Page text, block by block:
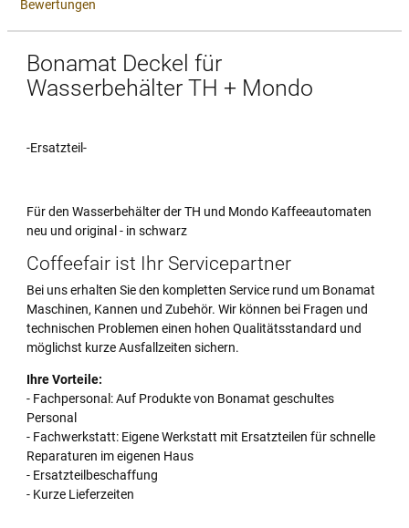
Bewertungen
Bonamat Deckel für
Wasserbehälter TH + Mondo
-Ersatzteil-
Für den Wasserbehälter der TH und Mondo Kaffeeautomaten
neu und original - in schwarz
Coffeefair ist Ihr Servicepartner
Bei uns erhalten Sie den kompletten Service rund um Bonamat
Maschinen, Kannen und Zubehör. Wir können bei Fragen und
technischen Problemen einen hohen Qualitätsstandard und
möglichst kurze Ausfallzeiten sichern.
Ihre Vorteile:
- Fachpersonal: Auf Produkte von Bonamat geschultes
Personal
- Fachwerkstatt: Eigene Werkstatt mit Ersatzteilen für schnelle
Reparaturen im eigenen Haus
- Ersatzteilbeschaffung
- Kurze Lieferzeiten